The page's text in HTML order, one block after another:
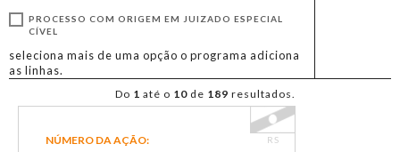
PROCESSO COM ORIGEM EM JUIZADO ESPECIAL
CÍVEL
seleciona mais de uma opção o programa adiciona
as linhas.
Do 1 até o 10 de 189 resultados.
RS
NÚMERO DA AÇÃO: